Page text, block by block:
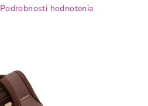
Podrobnosti hodnotenia